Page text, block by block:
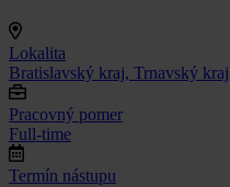
Lokalita
Bratislavský kraj, Trnavský
Pracovný pomer
Full-time
Termín nástupu